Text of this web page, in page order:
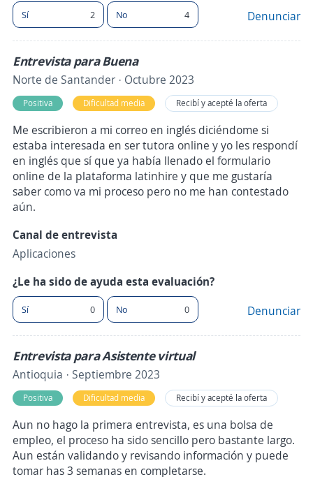
Sí 2 No 4 Denunciar
Entrevista para Buena
Norte de Santander · Octubre 2023
Positiva Dificultad media Recibí y acepté la oferta
Me escribieron a mi correo en inglés diciéndome si
estaba interesada en ser tutora online y yo les respondí
en inglés que sí que ya había llenado el formulario
online de la plataforma latinhire y que me gustaría
saber como va mi proceso pero no me han contestado
aún.
Canal de entrevista
Aplicaciones
¿Le ha sido de ayuda esta evaluación?
Sí 0 No 0 Denunciar
Entrevista para Asistente virtual
Antioquia · Septiembre 2023
Positiva Dificultad media Recibí y acepté la oferta
Aun no hago la primera entrevista, es una bolsa de
empleo, el proceso ha sido sencillo pero bastante largo.
Aun están validando y revisando información y puede
tomar has 3 semanas en completarse.